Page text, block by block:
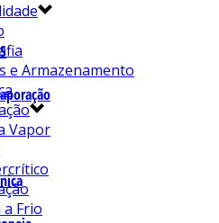
e Armazenamento
Vapor
Frio